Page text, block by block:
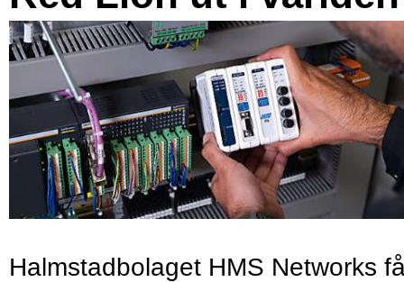
Halmstadbolaget HMS Networks